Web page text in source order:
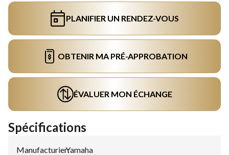
PLANIFIER UN RENDEZ-VOUS
OBTENIR MA PRÉ-APPROBATION
ÉVALUER MON ÉCHANGE
Spécifications
Manufacturier:
Yamaha